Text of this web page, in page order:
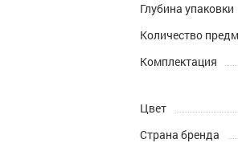
Глубина упаковки
Количество
Комплектация
Цвет
Страна бренда